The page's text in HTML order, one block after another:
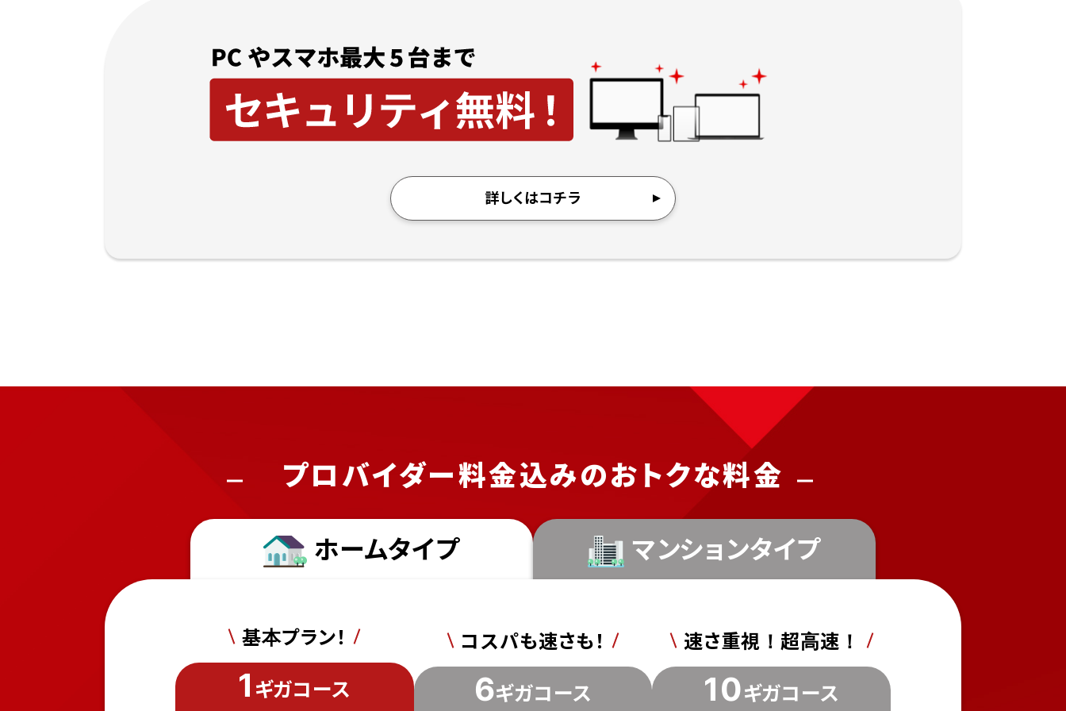
詳しくはコチラ
プロバイダー料金込みのおトクな料金
ホームタイプ マンションタイプ
基本プラン！
1 ギガコース
コスパも速さも！
6ギガコース
速さ重視！超高速！
10ギガコース